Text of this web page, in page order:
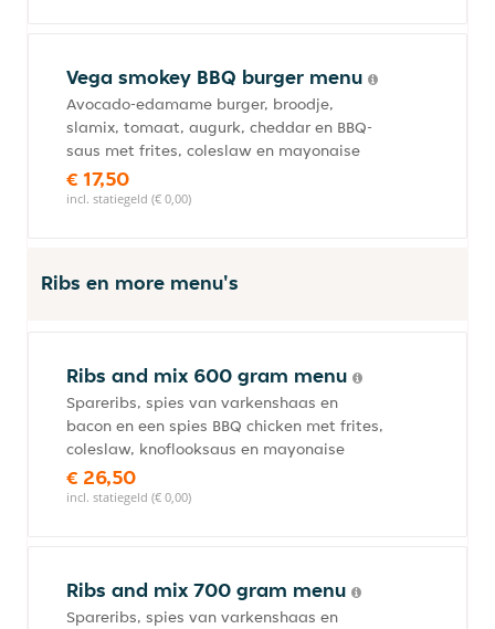
Vega smokey BBQ burger menu
Avocado-edamame burger, broodje,
slamix, tomaat, augurk, cheddar en BBQ-
saus met frites, coleslaw en mayonaise
€ 17,50
incl. statiegeld (€ 0,00)
Ribs en more menu's
Ribs and mix 600 gram menu
Spareribs, spies van varkenshaas en
bacon en een spies BBQ chicken met frites,
coleslaw, knoflooksaus en mayonaise
€ 26,50
incl. statiegeld (€ 0,00)
Ribs and mix 700 gram menu
Spareribs, spies van varkenshaas en